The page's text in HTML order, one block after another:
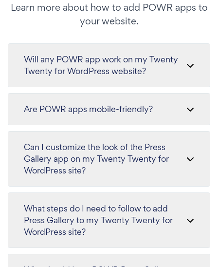
Learn more about how to add POWR apps to
your website.
Will any POWR app work on my Twenty
Twenty for WordPress website?
Are POWR apps mobile-friendly?
Can I customize the look of the Press
Gallery app on my Twenty Twenty for
WordPress site?
What steps do I need to follow to add
Press Gallery to my Twenty Twenty for
WordPress site?